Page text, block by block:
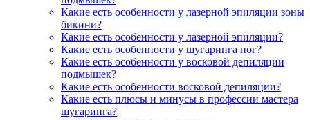
Какие есть особенности у лазерной эпиляции зоны
бикини?
Какие есть особенности у лазерной эпиляции?
Какие есть особенности у шугаринга ног?
Какие есть особенности у восковой депиляции
подмышек?
Какие есть особенности восковой депиляции?
Какие есть плюсы и минусы в профессии мастера
шугаринга?